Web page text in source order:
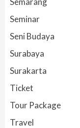
Seminar
Seni Budaya
Surabaya
Surakarta
Ticket
Tour Package
Travel